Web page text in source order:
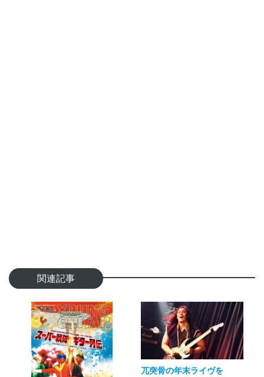
関連記事
兀突骨の年末ライヴを